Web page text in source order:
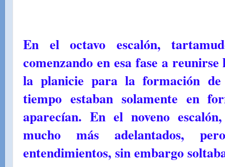
En el octavo escalón,
comenzando en esa fase a
la planicie para la formación
tiempo estaban solamente en
aparecían. En el noveno
mucho más adelantados,
entendimientos, sin embargo